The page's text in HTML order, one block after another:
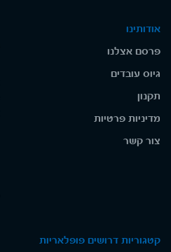
אודותינו
פרסם אצלנו
גיוס עובדים
תקנון
מדיניות פרטיות
צור קשר
קטגוריות דרושים פופלאריות